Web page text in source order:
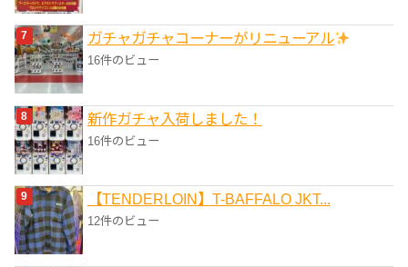
ガチャガチャコーナーがリニューアル
16件のビュー
新作ガチャ入荷しました！
16件のビュー
【TENDERLOIN】T-BAFFALO JKT...
12件のビュー